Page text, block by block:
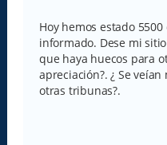
s
a
j
e
Hoy hemos estado
informado. Dese mi
que haya huecos para
apreciación?. ¿ Se
otras tribunas?.